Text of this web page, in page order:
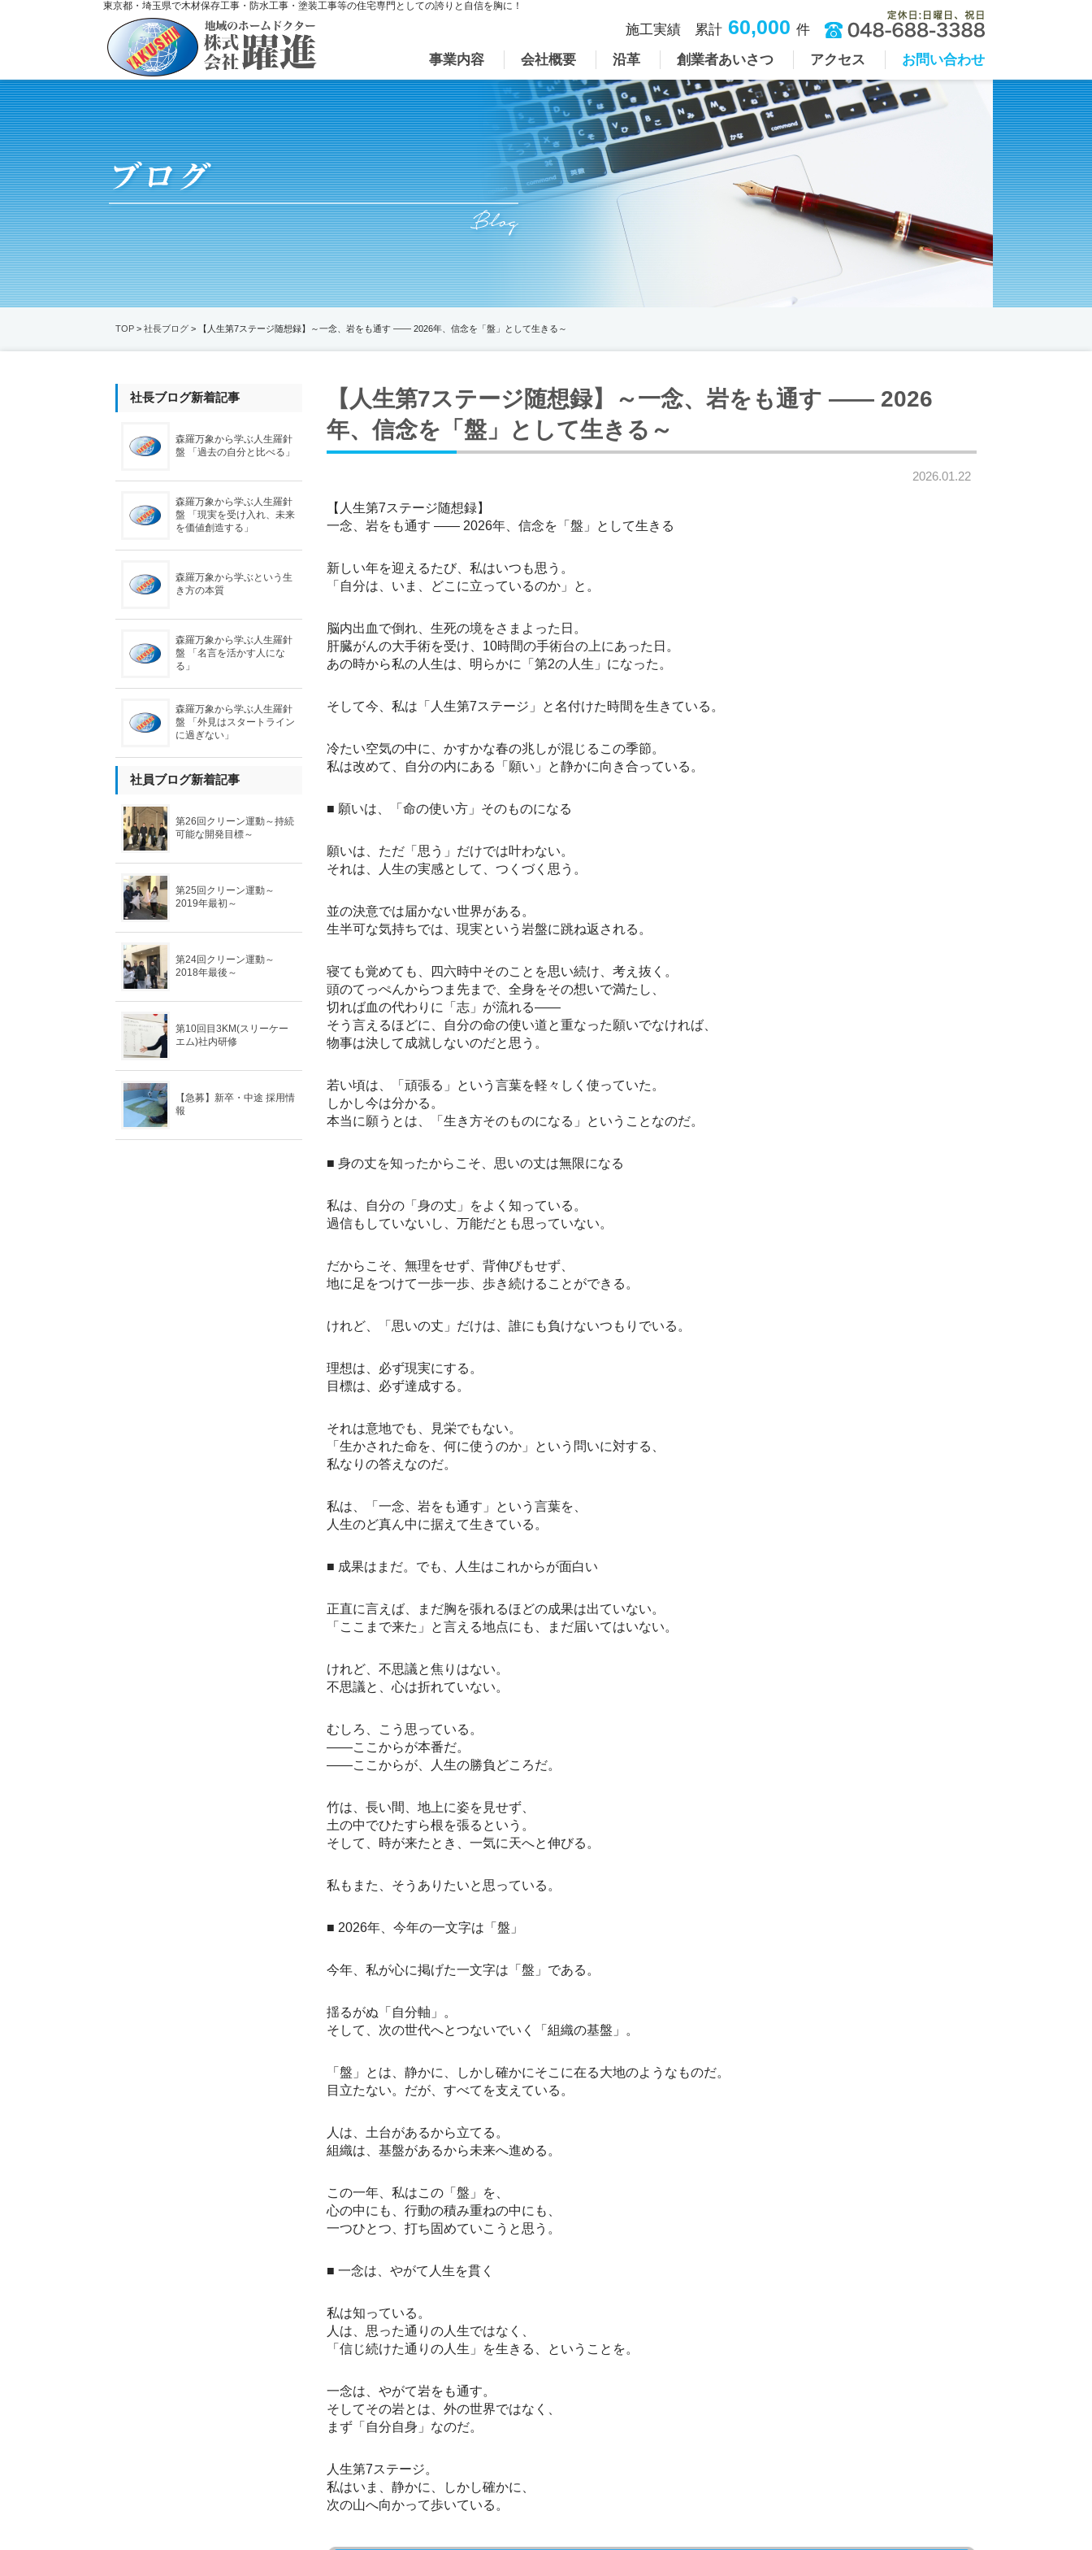
東京都・埼玉県で木材保存工事・防水工事・塗装工事等の住宅専門としての誇りと自信を胸に！
施工実績 累計 60,000 件
事業内容
会社概要 沿革 創業者あいさつ アクセス お問い合わせ
TOP > 社長ブログ > 【人生第7ステージ随想録】～一念、岩をも通す —— 2026年、信念を「盤」として生きる～
【人生第7ステージ随想録】～一念、岩をも通す —— 2026
年、信念を「盤」として生きる～
2026.01.22
【人生第7ステージ随想録】
一念、岩をも通す —— 2026年、信念を「盤」として生きる
新しい年を迎えるたび、私はいつも思う。
「自分は、いま、どこに立っているのか」と。
脳内出血で倒れ、生死の境をさまよった日。
肝臓がんの大手術を受け、10時間の手術台の上にあった日。
あの時から私の人生は、明らかに「第2の人生」になった。
そして今、私は「人生第7ステージ」と名付けた時間を生きている。
冷たい空気の中に、かすかな春の兆しが混じるこの季節。
私は改めて、自分の内にある「願い」と静かに向き合っている。
■ 願いは、「命の使い方」そのものになる
願いは、ただ「思う」だけでは叶わない。
それは、人生の実感として、つくづく思う。
並の決意では届かない世界がある。
生半可な気持ちでは、現実という岩盤に跳ね返される。
寝ても覚めても、四六時中そのことを思い続け、考え抜く。
頭のてっぺんからつま先まで、全身をその想いで満たし、
切れば血の代わりに「志」が流れる――
そう言えるほどに、自分の命の使い道と重なった願いでなければ、
物事は決して成就しないのだと思う。
若い頃は、「頑張る」という言葉を軽々しく使っていた。
しかし今は分かる。
本当に願うとは、「生き方そのものになる」ということなのだ。
■ 身の丈を知ったからこそ、思いの丈は無限になる
私は、自分の「身の丈」をよく知っている。
過信もしていないし、万能だとも思っていない。
だからこそ、無理をせず、背伸びもせず、
地に足をつけて一歩一歩、歩き続けることができる。
けれど、「思いの丈」だけは、誰にも負けないつもりでいる。
理想は、必ず現実にする。
目標は、必ず達成する。
それは意地でも、見栄でもない。
「生かされた命を、何に使うのか」という問いに対する、
私なりの答えなのだ。
私は、「一念、岩をも通す」という言葉を、
人生のど真ん中に据えて生きている。
■ 成果はまだ。でも、人生はこれからが面白い
正直に言えば、まだ胸を張れるほどの成果は出ていない。
「ここまで来た」と言える地点にも、まだ届いてはいない。
けれど、不思議と焦りはない。
不思議と、心は折れていない。
むしろ、こう思っている。
――ここからが本番だ。
――ここからが、人生の勝負どころだ。
竹は、長い間、地上に姿を見せず、
土の中でひたすら根を張るという。
そして、時が来たとき、一気に天へと伸びる。
私もまた、そうありたいと思っている。
■ 2026年、今年の一文字は「盤」
今年、私が心に掲げた一文字は「盤」である。
揺るがぬ「自分軸」。
そして、次の世代へとつないでいく「組織の基盤」。
「盤」とは、静かに、しかし確かにそこに在る大地のようなものだ。
目立たない。だが、すべてを支えている。
人は、土台があるから立てる。
組織は、基盤があるから未来へ進める。
この一年、私はこの「盤」を、
心の中にも、行動の積み重ねの中にも、
一つひとつ、打ち固めていこうと思う。
■ 一念は、やがて人生を貫く
私は知っている。
人は、思った通りの人生ではなく、
「信じ続けた通りの人生」を生きる、ということを。
一念は、やがて岩をも通す。
そしてその岩とは、外の世界ではなく、
まず「自分自身」なのだ。
人生第7ステージ。
私はいま、静かに、しかし確かに、
次の山へ向かって歩いている。
社長ブログ新着記事
森羅万象から学ぶ人生羅針
盤 「過去の自分と比べる」
森羅万象から学ぶ人生羅針
盤 「現実を受け入れ、未来
を価値創造する」
森羅万象から学ぶという生
き方の本質
森羅万象から学ぶ人生羅針
盤 「名言を活かす人にな
る」
森羅万象から学ぶ人生羅針
盤 「外見はスタートライン
に過ぎない」
社員ブログ新着記事
第26回クリーン運動～持続
可能な開発目標～
第25回クリーン運動～
2019年最初～
第24回クリーン運動～
2018年最後～
第10回目3KM(スリーケー
エム)社内研修
【急募】新卒・中途 採用情
報